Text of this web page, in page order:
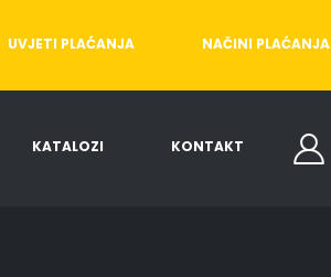
UVJETI PLAĆANJA NAČINI PLAĆANJA
KATALOZI KONTAKT